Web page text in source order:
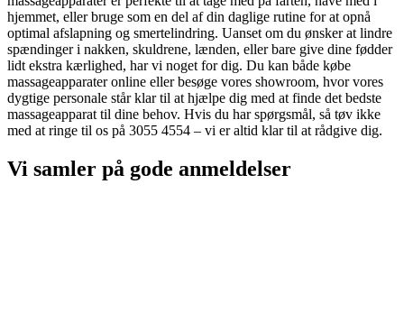
hjemmet, eller bruge som en del af din daglige rutine for at opnå
optimal afslapning og smertelindring. Uanset om du ønsker at lindre
spændinger i nakken, skuldrene, lænden, eller bare give dine fødder
lidt ekstra kærlighed, har vi noget for dig. Du kan både købe
massageapparater online eller besøge vores showroom, hvor vores
dygtige personale står klar til at hjælpe dig med at finde det bedste
massageapparat til dine behov. Hvis du har spørgsmål, så tøv ikke
med at ringe til os på 3055 4554 – vi er altid klar til at rådgive dig.
Vi samler på gode anmeldelser